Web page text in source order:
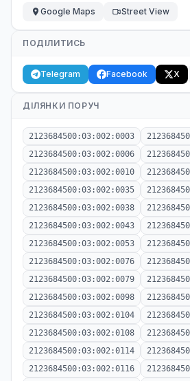
Google Maps
Street View
ПОДІЛИТИСЬ
Telegram Facebook X
ДІЛЯНКИ ПОРУЧ
2123684500:03:002:0003
2123684500:03:002:0006
2123684500:03:002:0010
2123684500:03:002:0035
2123684500:03:002:0038
2123684500:03:002:0043
2123684500:03:002:0053
2123684500:03:002:0076
2123684500:03:002:0079
2123684500:03:002:0098
2123684500:03:002:0104
2123684500:03:002:0108
2123684500:03:002:0114
2123684500:03:002:0116